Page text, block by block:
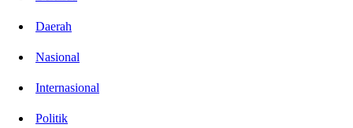
Daerah
Nasional
Internasional
Politik